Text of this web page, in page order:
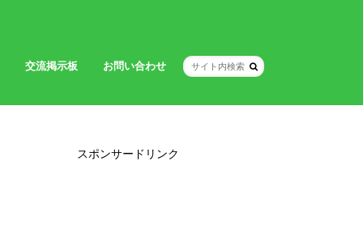
交流掲示板
お問い合わせ
スポンサードリンク